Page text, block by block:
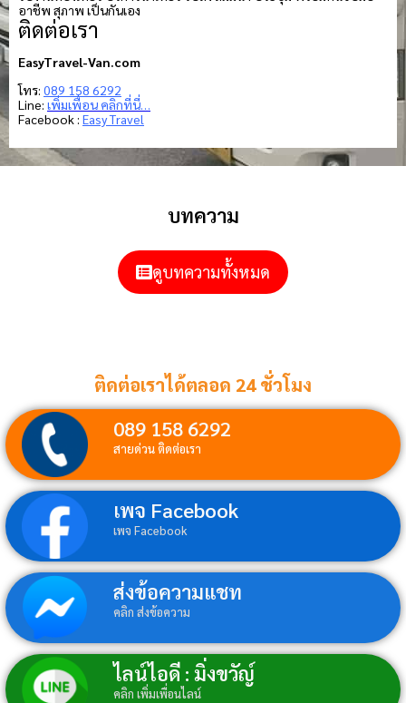
อาชีพ สุภาพ เป็นกันเอง
ติดต่อเรา
EasyTravel-Van.com
โทร: 089 158 6292
Line: เพิ่มเพื่อน คลิกที่นี่…
Facebook : Easy Travel
บทความ
ดูบทความทั้งหมด
ติดต่อเราได้ตลอด 24 ชั่วโมง
089 158 6292
สายด่วน ติดต่อเรา
เพจ Facebook
เพจ Facebook
ส่งข้อความแชท
คลิก ส่งข้อความ
ไลน์ไอดี : มิ่งขวัญ์
คลิก เพิ่มเพื่อนไลน์